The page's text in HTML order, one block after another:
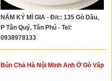
NĂM KÝ MÌ GIA - Đ/c: 135 Gò Dầu,
P Tân Quý, Tân Phú - Tel:
0938978133
Bún Chả Hà Nội Minh Anh Ở Gò Vấp